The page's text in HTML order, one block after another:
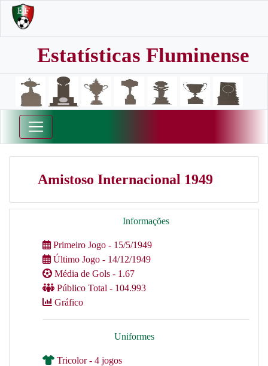
Estatísticas Fluminense
Amistoso Internacional 1949
Informações
Primeiro Jogo - 15/5/1949
Último Jogo - 14/12/1949
Média de Gols - 1.67
Público Total - 104.993
Gráfico
Uniformes
Tricolor - 4 jogos